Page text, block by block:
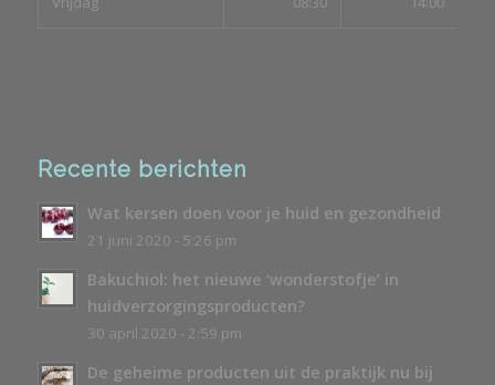
Recente berichten
Wat kersen doen voor je huid en gezondheid
21 juni 2020 - 5:26 pm
Bakuchiol: het nieuwe ‘wonderstofje’ in
huidverzorgingsproducten?
30 april 2020 - 2:59 pm
De geheime producten uit de praktijk nu bij